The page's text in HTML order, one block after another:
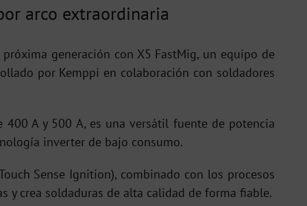
arco extraordinaria
generación con X5 FastMig, un equipo de
por Kemppi en colaboración con soldadores
A y 500 A, es una versátil fuente de potencia
inverter de bajo consumo.
Sense Ignition), combinado con los procesos
y crea soldaduras de alta calidad de forma fiable.